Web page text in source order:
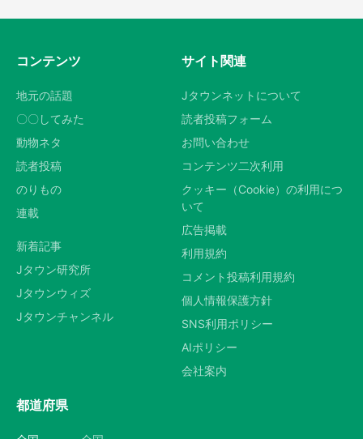
コンテンツ
地元の話題
〇〇してみた
動物ネタ
読者投稿
のりもの
連載
新着記事
Jタウン研究所
Jタウンウィズ
Jタウンチャンネル
サイト関連
Jタウンネットについて
読者投稿フォーム
お問い合わせ
コンテンツ二次利用
クッキー（Cookie）の利用につ
いて
広告掲載
利用規約
コメント投稿利用規約
個人情報保護方針
SNS利用ポリシー
AIポリシー
会社案内
都道府県